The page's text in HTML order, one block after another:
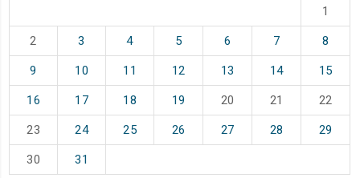
1
2 3 4 5 6 7 8
9 10 11 12 13 14 15
16 17 18 19 20 21 22
23 24 25 26 27 28 29
30
31